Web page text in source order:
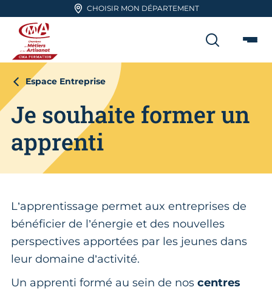
Aller en haut de pageCHOISIR MON DÉPARTEMENT
CMA FORMATION
Espace Entreprise
Je souhaite former un
apprenti
L’apprentissage permet aux entreprises de
bénéficier de l’énergie et des nouvelles
perspectives apportées par les jeunes dans
leur domaine d’activité.
Un apprenti formé au sein de nos centres